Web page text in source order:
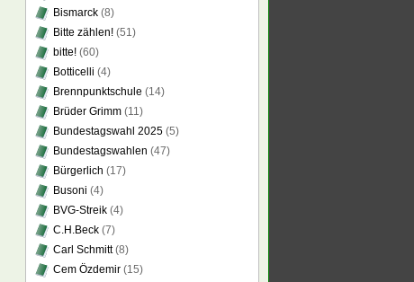
Bismarck (8)
Bitte zählen! (51)
bitte! (60)
Botticelli (4)
Brennpunktschule (14)
Brüder Grimm (11)
Bundestagswahl 2025 (5)
Bundestagswahlen (47)
Bürgerlich (17)
Busoni (4)
BVG-Streik (4)
C.H.Beck (7)
Carl Schmitt(8)
Cem Özdemir (15)